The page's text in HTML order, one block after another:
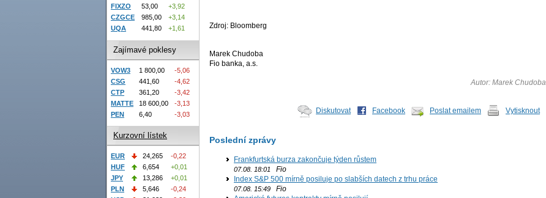
Zdroj: Bloomberg
Marek Chudoba
Fio banka, a.s.
Autor: Marek Chudoba
Diskutovat Facebook Poslat emailem Vytisknout
Poslední zprávy
Frankfurtská burza zakončuje týden růstem
07.08. 18:01
Fio
Index S&P 500 mírně posiluje po slabších datech z trhu práce
07.08. 15:49 Fio
FIXZO
53,00
+3,92
CZGCE
985,00
+3,14
UQA
441,80 +1,61
Zajímavé poklesy
VOW3 1 800,00
-5,06
CSG
441,60
-4,62
CTP
361,20
-3,42
MATTE
18 600,00
-3,13
PEN
6,40 -3,03
Kurzovní lístek
EUR 24,265
-0,22
HUF
6,654
+0,01
JPY
13,286
+0,01
PLN
5,646
-0,24